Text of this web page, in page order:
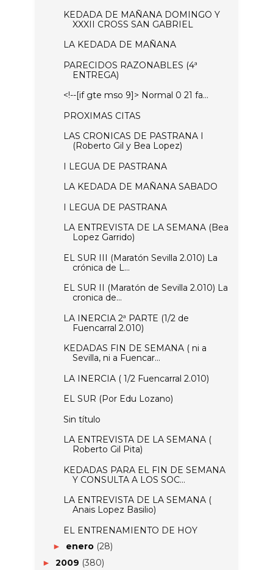
KEDADA DE MAÑANA DOMINGO Y
XXXII CROSS SAN GABRIEL
LA KEDADA DE MAÑANA
PARECIDOS RAZONABLES (4ª
ENTREGA)
<!--[if gte mso 9]> Normal 0 21 fa...
PROXIMAS CITAS
LAS CRONICAS DE PASTRANA I
(Roberto Gil y Bea Lopez)
I LEGUA DE PASTRANA
LA KEDADA DE MAÑANA SABADO
I LEGUA DE PASTRANA
LA ENTREVISTA DE LA SEMANA (Bea
Lopez Garrido)
EL SUR III (Maratón Sevilla 2.010) La
crónica de L...
EL SUR II (Maratón de Sevilla 2.010) La
cronica de...
LA INERCIA 2ª PARTE (1/2 de
Fuencarral 2.010)
KEDADAS FIN DE SEMANA ( ni a
Sevilla, ni a Fuencar...
LA INERCIA ( 1/2 Fuencarral 2.010)
EL SUR (Por Edu Lozano)
Sin título
LA ENTREVISTA DE LA SEMANA (
Roberto Gil Pita)
KEDADAS PARA EL FIN DE SEMANA
Y CONSULTA A LOS SOC...
LA ENTREVISTA DE LA SEMANA (
Anais Lopez Basilio)
EL ENTRENAMIENTO DE HOY
► enero (28)
► 2009 (380)